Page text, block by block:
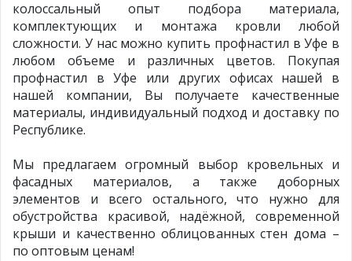
колоссальный опыт подбора материала,
комплектующих и монтажа кровли любой
сложности. У нас можно купить профнастил в Уфе в
любом объеме и различных цветов. Покупая
профнастил в Уфе или других офисах нашей в
нашей компании, Вы получаете качественные
материалы, индивидуальный подход и доставку по
Республике.
Мы предлагаем огромный выбор кровельных и
фасадных материалов, а также доборных
элементов и всего остального, что нужно для
обустройства красивой, надёжной, современной
крыши и качественно облицованных стен дома –
по оптовым ценам!